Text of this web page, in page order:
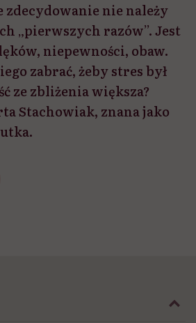
zdecydowanie nie należy
„pierwszych razów”. Jest
niepewności, obaw.
zabrać, żeby stres był
ze zbliżenia większa?
Stachowiak, znana jako